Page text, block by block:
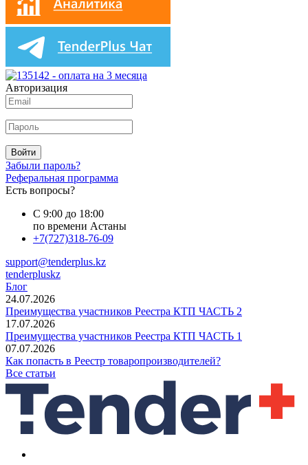
Авторизация
Войти
Забыли пароль?
Реферальная программа
Есть вопросы?
С 9:00 до 18:00
по времени Астаны
+7(727)318-76-09
support@tenderplus.kz
tenderpluskz
Блог
24.07.2026
Преимущества участников Реестра КТП ЧАСТЬ 2
17.07.2026
Преимущества участников Реестра КТП ЧАСТЬ 1
07.07.2026
Как попасть в Реестр товаропроизводителей?
Все статьи